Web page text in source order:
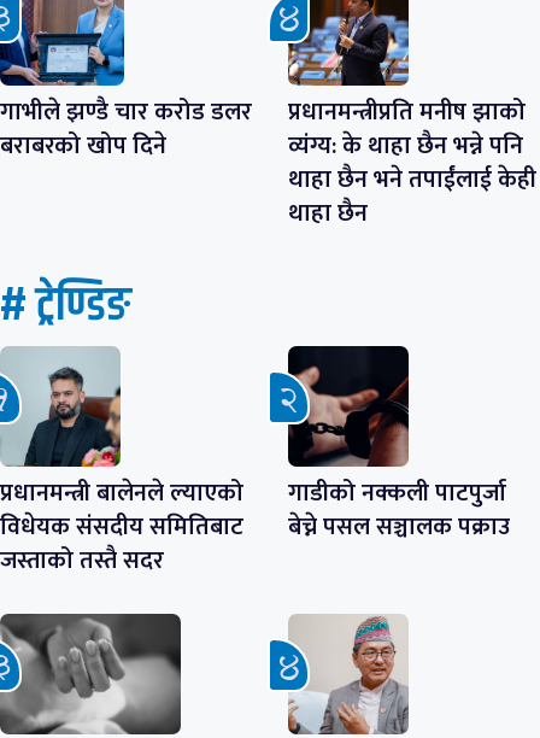
गाभीले झण्डै चार करोड डलर
बराबरको खोप दिने
प्रधानमन्त्रीप्रति मनीष झाको
व्यंग्य: के थाहा छैन भन्ने पनि
थाहा छैन भने तपाईंलाई केही
थाहा छैन
# ट्रेण्डिङ
प्रधानमन्त्री बालेनले ल्याएको
विधेयक संसदीय समितिबाट
जस्ताको तस्तै सदर
गाडीको नक्कली पाटपुर्जा
बेच्ने पसल सञ्चालक पक्राउ